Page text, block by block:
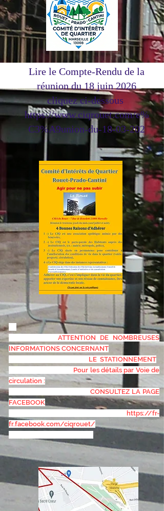
Lire le Compte-Rendu de la
réunion du 18 juin 2026
cliquez ci-dessous
https://www.ciqrouet.com/e%
C3%A9union-du-18-03-202
ATTENTION DE NOMBREUSES
INFORMATIONS CONCERNANT
LE STATIONNEMENT
Pour les détails par Voie de
circulation :
CONSULTEZ LA PAGE
FACEBOOK
https://fr-
fr.facebook.com/ciqrouet/